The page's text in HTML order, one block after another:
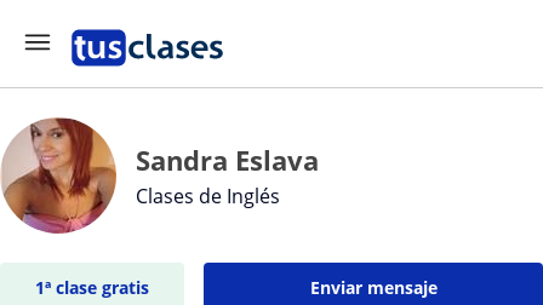
Sandra Eslava
Clases de Inglés
1ª clase gratis Enviar mensaje